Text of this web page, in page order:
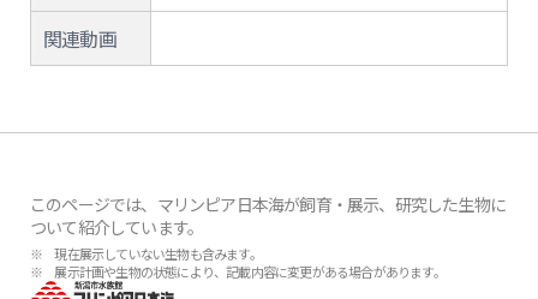
関連動画
このページでは、マリンピア日本海が飼育・展示、研究した生物に
ついて紹介しています。
※ 現在展示していない生物も含みます。
※ 展示計画や生物の状態により、記載内容に変更がある場合があります。